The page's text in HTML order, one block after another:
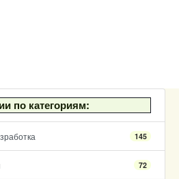
по категориям:
145
72